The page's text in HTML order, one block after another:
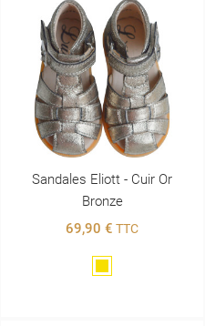
Sandales Eliott - Cuir Or
Bronze
69,90 € TTC